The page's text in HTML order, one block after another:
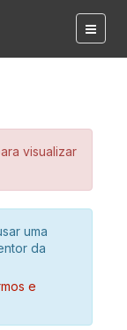
visualizar
uma
da
e